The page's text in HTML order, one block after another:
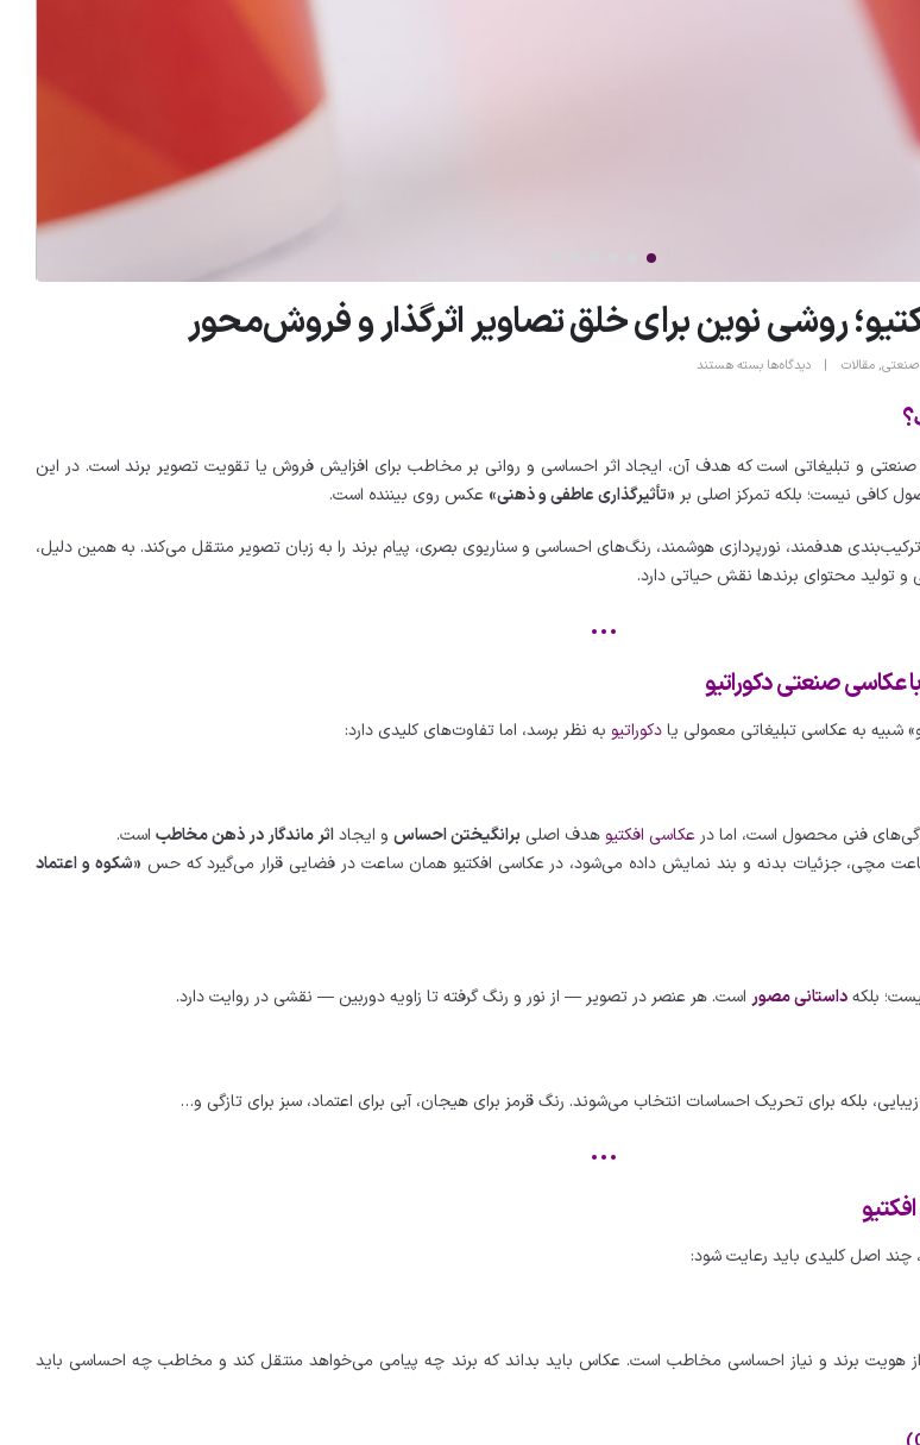
روشی نوین برای خلق تصاویر اثرگذار و فروش‌محور
,مقالات دیدگاه‌هابرای
نوین
خلق
فروش‌محور
بسته هستند
و تبلیغاتی است که هدف آن، ایجاد اثر احساسی و روانی بر مخاطب برای افزایش فروش یا تقویت تصویر برند است. در این
کافی نیست؛ بلکه تمرکز اصلی بر «تأثیرگذاری عاطفی و ذهنی» عکس روی بیننده است.
ترکیب‌بندی هدفمند، نورپردازی هوشمند، رنگ‌های احساسی و سناریوی بصری، پیام برند را به زبان تصویر منتقل می‌کند. به همین دلیل،
تولید محتوای برندها نقش حیاتی دارد.
•••
عکاسی صنعتی دکوراتیو
شبیه به عکاسی تبلیغاتی معمولی یادکوراتیو به نظر برسد، اما تفاوت‌های کلیدی دارد:
فنی محصول است، اما درعکاسی افکتیو هدف اصلی برانگیختن احساس و ایجاداثر ماندگار در ذهن مخاطب است.
مچی، جزئیات بدنه و بند نمایش داده می‌شود، در عکاسی افکتیو همان ساعت در فضایی قرار می‌گیرد که حس «شکوه و اعتماد
بلکهداستانی مصور است. هر عنصر در تصویر — از نور و رنگ گرفته تا زاویه دوربین — نقشی در روایت دارد.
بلکه برای تحریک احساسات انتخاب می‌شوند. رنگ قرمز برای هیجان، آبی برای اعتماد، سبز برای تازگی و…
•••
چند اصل کلیدی باید رعایت شود:
از هویت برند و نیاز احساسی مخاطب است. عکاس باید بداند که برند چه پیامی می‌خواهد منتقل کند و مخاطب چه احساسی باید